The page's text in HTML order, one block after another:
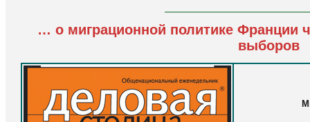
… о миграционной политике Франции
выборов